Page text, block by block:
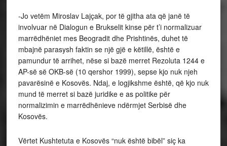
-Jo vetëm Miroslav Lajçak, por të gjitha ata që janë të
involvuar në Dialogun e Brukselit kinse për t’i normalizuar
marrëdhëniet mes Beogradit dhe Prishtinës, duhet të
mbajnë parasysh faktin se një gjë e këtillë, është e
pamundur të arrihet, nëse si bazë merret Rezoluta 1244 e
AP-së së OKB-së (10 qershor 1999), sepse kjo nuk njeh
pavarësinë e Kosovës. Ndaj, e logjikshme është, që kjo nuk
mund të merret si bazë juridike e as politike për
normalizimin e marrëdhënieve ndërmjet Serbisë dhe
Kosovës.
Vërtet Kushtetuta e Kosovës “nuk është bibël” siç ka